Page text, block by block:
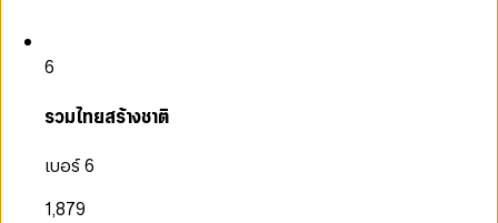
6
รวมไทยสร้างชาติ
เบอร์ 6
1,879